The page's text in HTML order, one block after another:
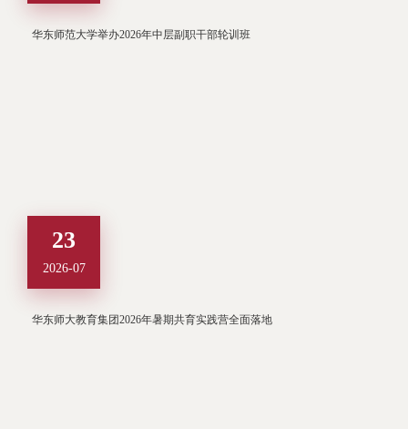
华东师范大学举办2026年中层副职干部轮训班
23
2026-07
华东师大教育集团2026年暑期共育实践营全面落地